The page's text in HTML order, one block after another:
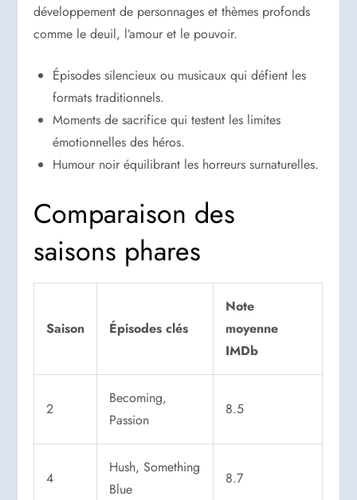
développement de personnages et thèmes profonds
comme le deuil, l’amour et le pouvoir.
Épisodes silencieux ou musicaux qui défient les
formats traditionnels.
Moments de sacrifice qui testent les limites
émotionnelles des héros.
Humour noir équilibrant les horreurs surnaturelles.
Comparaison des
saisons phares
Saison Épisodes clés
Note
moyenne
IMDb
2
Becoming,
Passion
8.5
4
Hush, Something
Blue
8.7